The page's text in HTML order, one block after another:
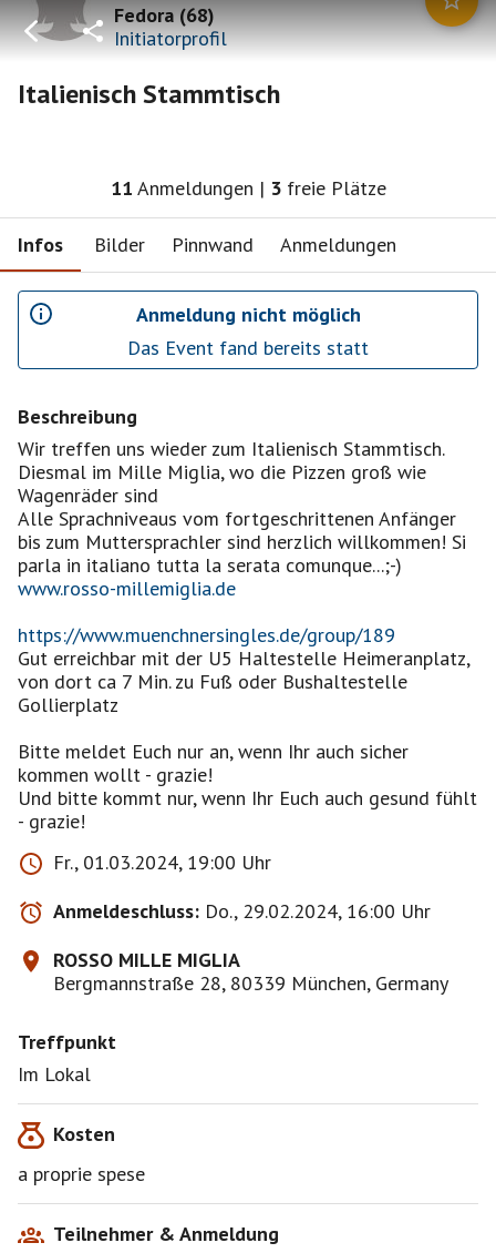
Fedora(68)
Initiatorprofil
Italienisch Stammtisch
11 Anmeldungen | 3 freie Plätze
Infos Bilder Pinnwand Anmeldungen
Anmeldung nicht möglich
Das Event fand bereits statt
Beschreibung
Wir treffen uns wieder zum Italienisch Stammtisch.
Diesmal im Mille Miglia, wo die Pizzen groß wie
Wagenräder sind
Alle Sprachniveaus vom fortgeschrittenen Anfänger
bis zum Muttersprachler sind herzlich willkommen! Si
www.rosso-millemiglia.de
https://www.muenchnersingles.de/group/189
Gut erreichbar mit der U5 Haltestelle Heimeranplatz,
von dort ca 7 Min. zu Fuß oder Bushaltestelle
Gollierplatz
Bitte meldet Euch nur an, wenn Ihr auch sicher
kommen wollt - grazie!
Und bitte kommt nur, wenn Ihr Euch auch gesund fühlt
Fr., 01.03.2024, 19:00 Uhr
Anmeldeschluss: Do., 29.02.2024, 16:00 Uhr
ROSSO MILLE MIGLIA
Bergmannstraße 28, 80339 München, Germany
Treffpunkt
Im Lokal
Kosten
a proprie spese
Teilnehmer & Anmeldung